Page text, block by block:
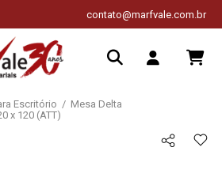
contato@marfvale.com.br
Escritório
Mesa Delta
x 120 (ATT)